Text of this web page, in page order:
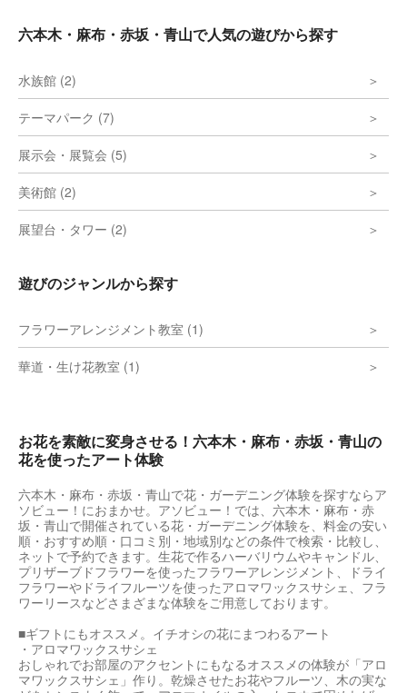
六本木・麻布・赤坂・青山で人気の遊びから探す
水族館 (2)
テーマパーク (7)
展示会・展覧会 (5)
美術館 (2)
展望台・タワー (2)
遊びのジャンルから探す
フラワーアレンジメント教室 (1)
華道・生け花教室 (1)
お花を素敵に変身させる！六本木・麻布・赤坂・青山の
花を使ったアート体験
六本木・麻布・赤坂・青山で花・ガーデニング体験を探すならア
ソビュー！におまかせ。アソビュー！では、六本木・麻布・赤
坂・青山で開催されている花・ガーデニング体験を、料金の安い
順・おすすめ順・口コミ別・地域別などの条件で検索・比較し、
ネットで予約できます。生花で作るハーバリウムやキャンドル、
プリザーブドフラワーを使ったフラワーアレンジメント、ドライ
フラワーやドライフルーツを使ったアロマワックスサシェ、フラ
ワーリースなどさまざまな体験をご用意しております。
■ギフトにもオススメ。イチオシの花にまつわるアート
・アロマワックスサシェ
おしゃれでお部屋のアクセントにもなるオススメの体験が「アロ
マワックスサシェ」作り。乾燥させたお花やフルーツ、木の実な